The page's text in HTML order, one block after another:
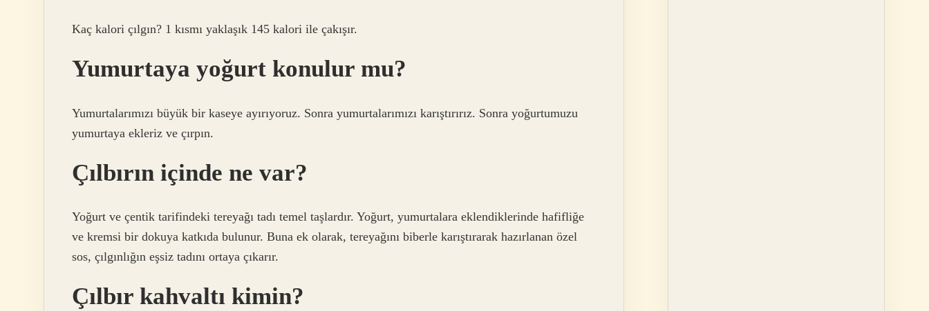
Kaç kalori çılgın? 1 kısmı yaklaşık 145 kalori ile çakışır.
Yumurtaya yoğurt konulur mu?
Yumurtalarımızı büyük bir kaseye ayırıyoruz. Sonra yumurtalarımızı karıştırırız. Sonra yoğurtumuzu
yumurtaya ekleriz ve çırpın.
Çılbırın içinde ne var?
Yoğurt ve çentik tarifindeki tereyağı tadı temel taşlardır. Yoğurt, yumurtalara eklendiklerinde hafifliğe
ve kremsi bir dokuya katkıda bulunur. Buna ek olarak, tereyağını biberle karıştırarak hazırlanan özel
sos, çılgınlığın eşsiz tadını ortaya çıkarır.
Çılbır kahvaltı kimin?